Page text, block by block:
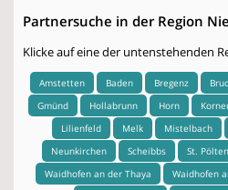
Partnersuche in der Region
Klicke auf eine der untenstehenden
Amstetten Baden Bregenz
Gmünd
Hollabrunn Horn
Lilienfeld
Melk Mistelbach
Neunkirchen
Scheibbs St. Pölten
Waidhofen an der Thaya
Waidhofen